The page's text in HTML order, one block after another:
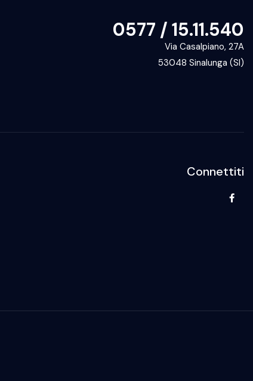
0577 / 15.11.540
Via Casalpiano, 27A
53048 Sinalunga (SI)
Connettiti